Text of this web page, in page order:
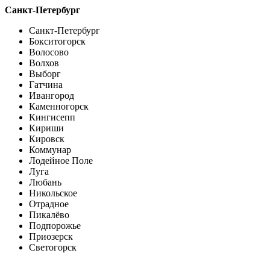
Санкт-Петербург
Санкт-Петербург
Бокситогорск
Волосово
Волхов
Выборг
Гатчина
Ивангород
Каменногорск
Кингисепп
Кириши
Кировск
Коммунар
Лодейное Поле
Луга
Любань
Никольское
Отрадное
Пикалёво
Подпорожье
Приозерск
Светогорск